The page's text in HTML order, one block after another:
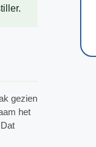
gezien
het